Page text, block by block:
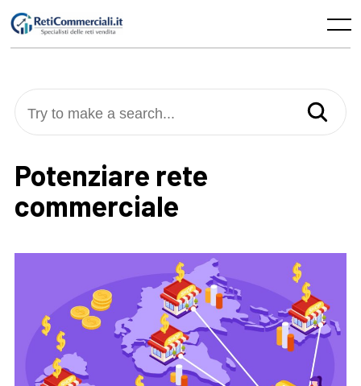
to
content
Menu
Try to make a search...
Potenziare rete
commerciale